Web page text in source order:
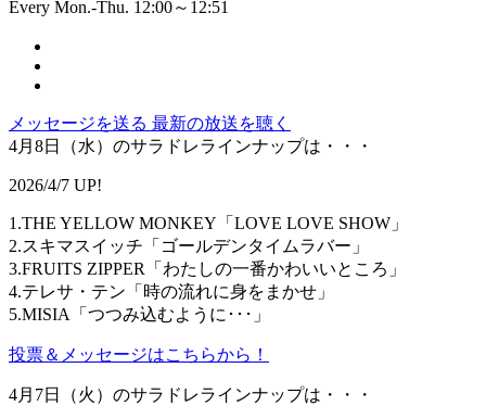
Every Mon.-Thu. 12:00～12:51
メッセージを送る 最新の放送を聴く
4月8日（水）のサラドレラインナップは・・・
2026/4/7 UP!
1.THE YELLOW MONKEY「LOVE LOVE SHOW」
2.スキマスイッチ「ゴールデンタイムラバー」
3.FRUITS ZIPPER「わたしの一番かわいいところ」
4.テレサ・テン「時の流れに身をまかせ」
5.MISIA「つつみ込むように･･･」
投票＆メッセージはこちらから！
4月7日（火）のサラドレラインナップは・・・